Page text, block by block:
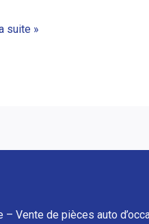
suite »
– Vente de pièces auto